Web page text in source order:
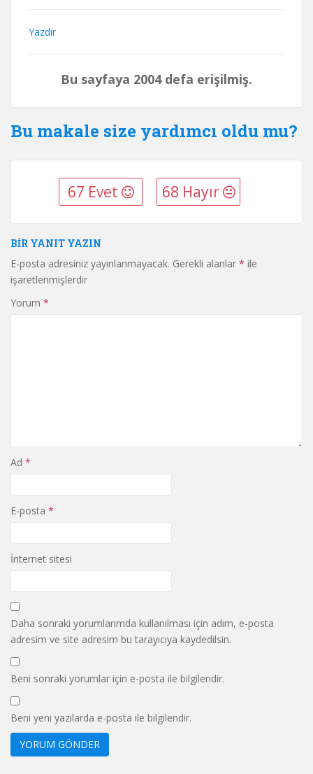
Yazdır
Bu sayfaya 2004 defa erişilmiş.
Bu makale size yardımcı oldu mu?
67 Evet 68 Hayır
BIR YANIT YAZIN
E-posta adresiniz yayınlanmayacak. Gerekli alanlar * ile
işaretlenmişlerdir
Yorum *
Ad *
E-posta *
İnternet sitesi
Daha sonraki yorumlarımda kullanılması için adım, e-posta
adresim ve site adresim bu tarayıcıya kaydedilsin.
Beni sonraki yorumlar için e-posta ile bilgilendir.
Beni yeni yazılarda e-posta ile bilgilendir.